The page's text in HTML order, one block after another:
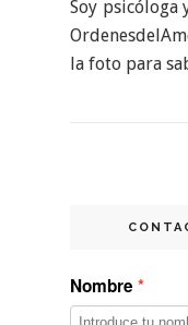
Soy psicóloga
la foto para
Nombre